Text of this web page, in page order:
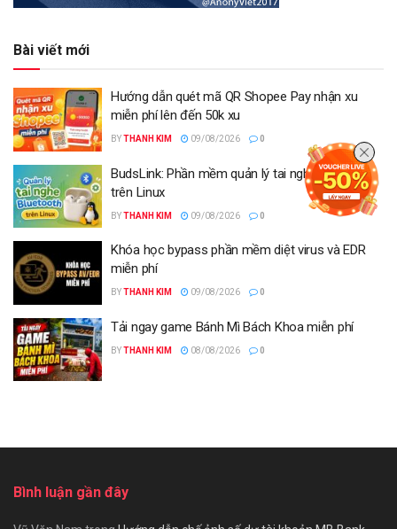
Bài viết mới
Hướng dẫn quét mã QR Shopee Pay nhận xu
miễn phí lên đến 50k xu
BYTHANH KIM 09/08/2026 0
BudsLink: Phần mềm quản lý tai nghe Bluetooth
trên Linux
BYTHANH KIM 09/08/2026 0
Khóa học bypass phần mềm diệt virus và EDR
miễn phí
BYTHANH KIM 09/08/2026 0
Tải ngay game Bánh Mì Bách Khoa miễn phí
BYTHANH KIM 08/08/2026 0
Bình luận gần đây